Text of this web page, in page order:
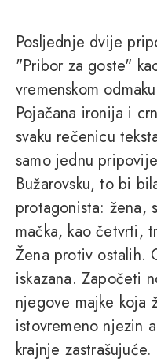
Posljednje dvije
"Pribor za goste"
vremenskom
Pojačana ironija i
svaku rečenicu
samo jednu
Bužarovsku, to bi
protagonista: žena,
mačka, kao četvrti,
Žena protiv ostalih.
iskazana. Započeti
njegove majke koja
istovremeno njezin
krajnje zastrašujuće.